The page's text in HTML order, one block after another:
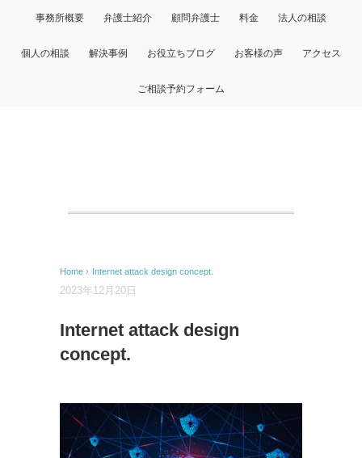
事務所概要 弁護士紹介 顧問弁護士 料金 法人の相談
個人の相談 解決事例 お役立ちブログ お客様の声 アクセス
ご相談予約フォーム
Home › Internet attack design concept.
2023年12月20日
Internet attack design
concept.